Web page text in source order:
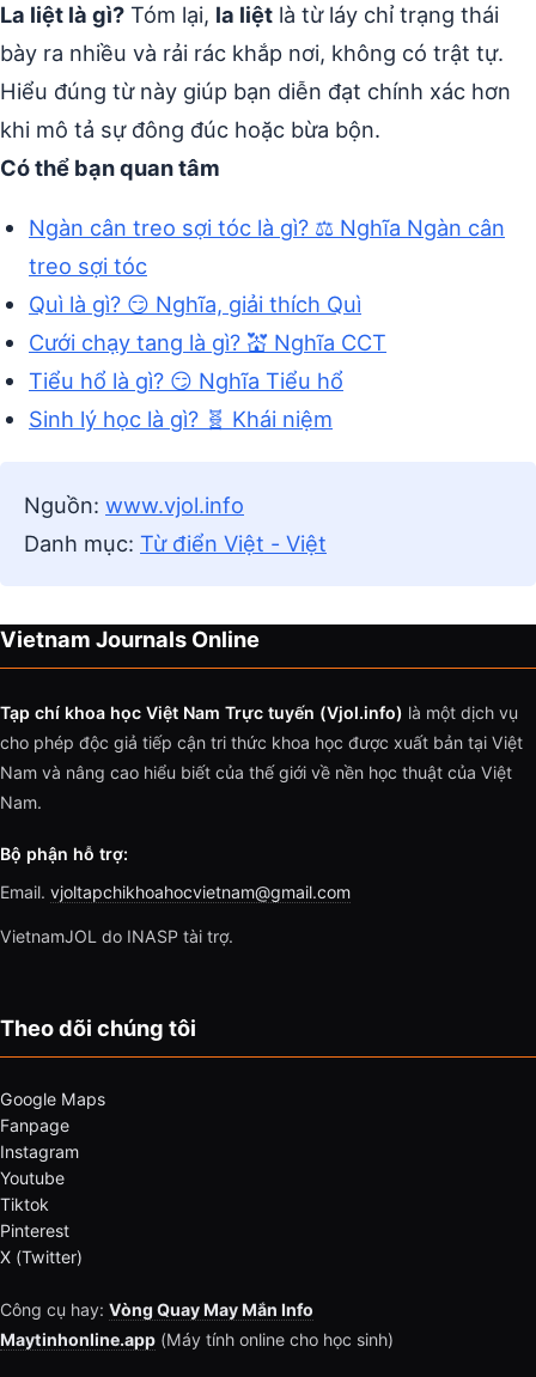
La liệt là gì? Tóm lại, la liệt là từ láy chỉ trạng thái
bày ra nhiều và rải rác khắp nơi, không có trật tự.
Hiểu đúng từ này giúp bạn diễn đạt chính xác hơn
khi mô tả sự đông đúc hoặc bừa bộn.
Có thể bạn quan tâm
Ngàn cân treo sợi tóc là gì? ⚖️ Nghĩa Ngàn cân
treo sợi tóc
Quì là gì? 😏 Nghĩa, giải thích Quì
Cưới chạy tang là gì? 💒 Nghĩa CCT
Tiểu hổ là gì? 😏 Nghĩa Tiểu hổ
Sinh lý học là gì? 🧬 Khái niệm
Nguồn: www.vjol.info
Danh mục: Từ điển Việt - Việt
Vietnam Journals Online
Tạp chí khoa học Việt Nam Trực tuyến (Vjol.info) là một dịch vụ
cho phép độc giả tiếp cận tri thức khoa học được xuất bản tại Việt
Nam và nâng cao hiểu biết của thế giới về nền học thuật của Việt
Nam.
Bộ phận hỗ trợ:
Email. vjoltapchikhoahocvietnam@gmail.com
VietnamJOL do INASP tài trợ.
Theo dõi chúng tôi
Google Maps
Fanpage
Instagram
Youtube
Tiktok
Pinterest
X (Twitter)
Công cụ hay: Vòng Quay May Mắn Info
Maytinhonline.app (Máy tính online cho học sinh)